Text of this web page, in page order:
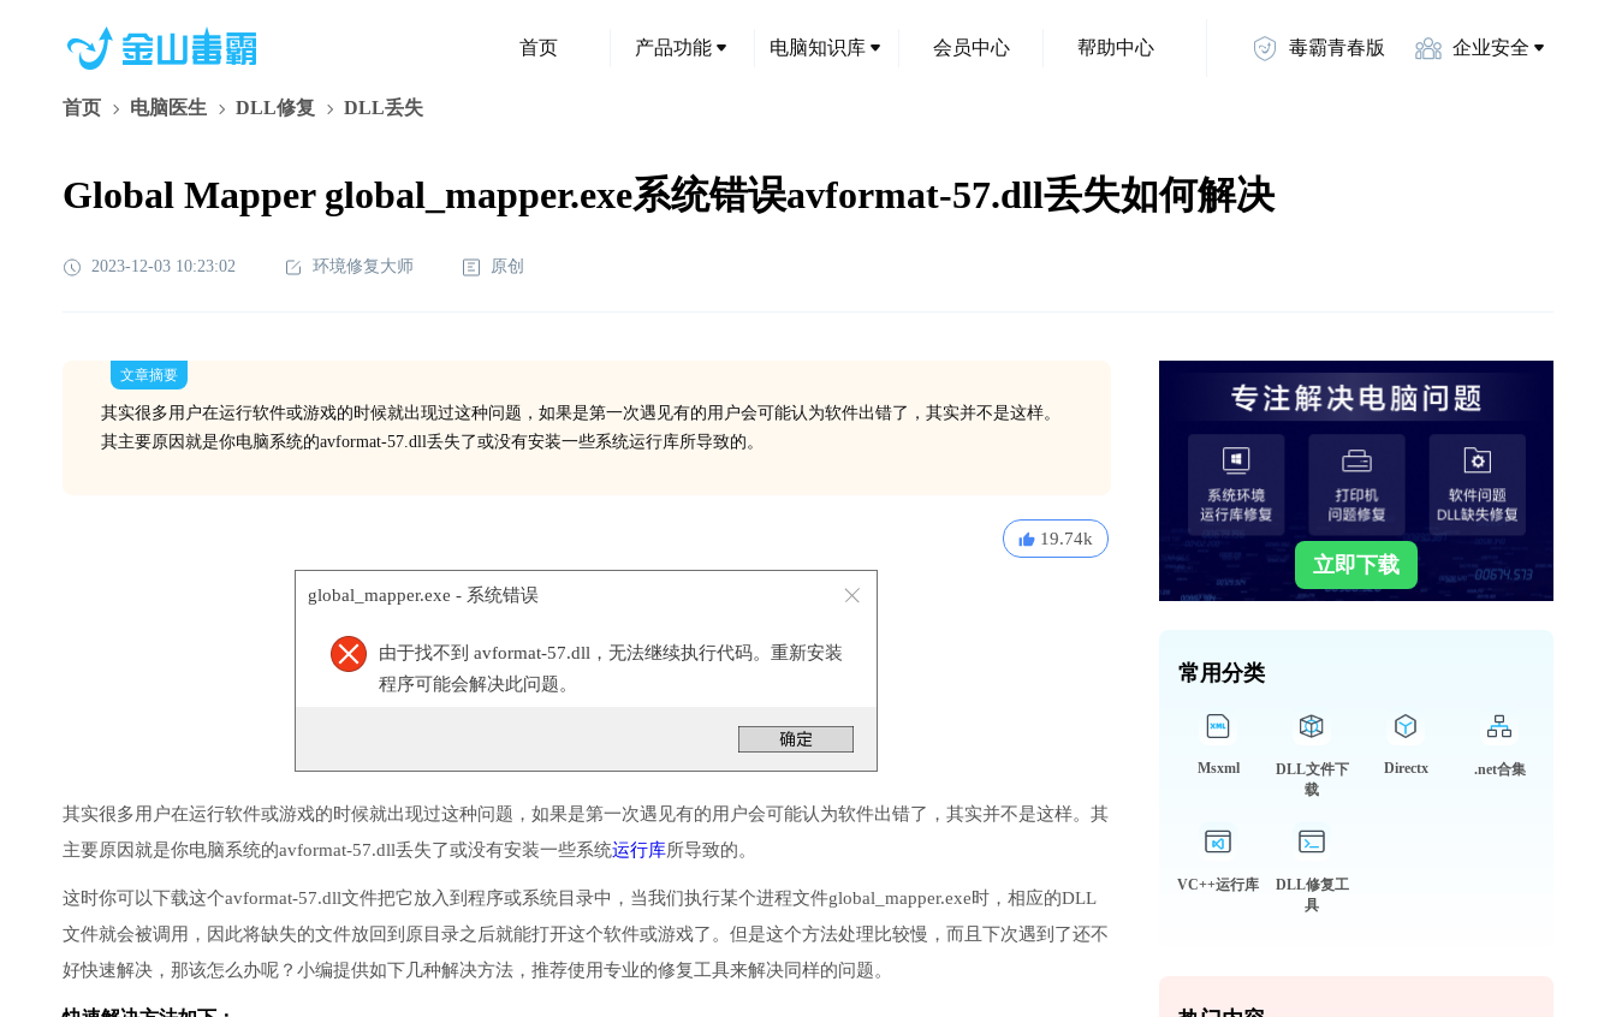
首页 产品功能 电脑知识库 会员中心 帮助中心 毒霸青春版 企业安全
首页 电脑医生 DLL修复 DLL丢失
Global Mapper global_mapper.exe系统错误avformat-57.dll丢失如何解决
2023-12-03 10:23:02 环境修复大师 原创
文章摘要
其实很多用户在运行软件或游戏的时候就出现过这种问题，如果是第一次遇见有的用户会可能认为软件出错了，其实并不是这样。
其主要原因就是你电脑系统的avformat-57.dll丢失了或没有安装一些系统运行库所导致的。
19.74k
global_mapper.exe - 系统错误
由于找不到 avformat-57.dll，无法继续执行代码。重新安装
程序可能会解决此问题。
其实很多用户在运行软件或游戏的时候就出现过这种问题，如果是第一次遇见有的用户会可能认为软件出错了，其实并不是这样。其
主要原因就是你电脑系统的avformat-57.dll丢失了或没有安装一些系统运行库所导致的。
这时你可以下载这个avformat-57.dll文件把它放入到程序或系统目录中，当我们执行某个进程文件global_mapper.exe时，相应的DLL
文件就会被调用，因此将缺失的文件放回到原目录之后就能打开这个软件或游戏了。但是这个方法处理比较慢，而且下次遇到了还不
好快速解决，那该怎么办呢？小编提供如下几种解决方法，推荐使用专业的修复工具来解决同样的问题。
立即下载
常用分类
Msxml
DLL文件下
载
Directx .net合集
VC++运行库
DLL修复工
具